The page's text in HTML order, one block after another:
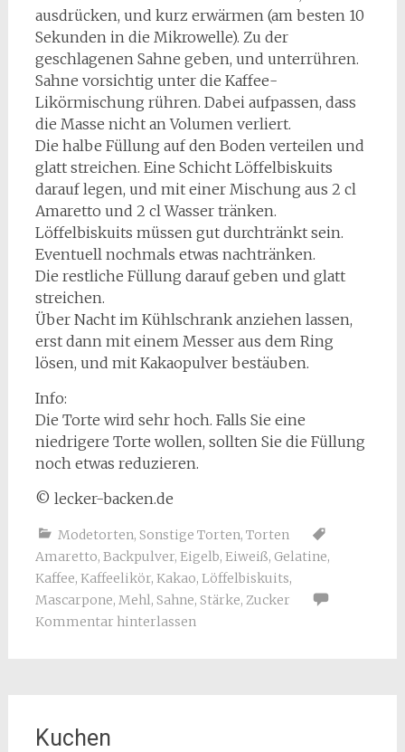
ausdrücken, und kurz erwärmen (am besten 10
Sekunden in die Mikrowelle). Zu der
geschlagenen Sahne geben, und unterrühren.
Sahne vorsichtig unter die Kaffee-
Likörmischung rühren. Dabei aufpassen, dass
die Masse nicht an Volumen verliert.
Die halbe Füllung auf den Boden verteilen und
glatt streichen. Eine Schicht Löffelbiskuits
darauf legen, und mit einer Mischung aus 2 cl
Amaretto und 2 cl Wasser tränken.
Löffelbiskuits müssen gut durchtränkt sein.
Eventuell nochmals etwas nachtränken.
Die restliche Füllung darauf geben und glatt
streichen.
Über Nacht im Kühlschrank anziehen lassen,
erst dann mit einem Messer aus dem Ring
lösen, und mit Kakaopulver bestäuben.
Info:
Die Torte wird sehr hoch. Falls Sie eine
niedrigere Torte wollen, sollten Sie die Füllung
noch etwas reduzieren.
© lecker-backen.de
Modetorten, Sonstige Torten, Torten
Amaretto, Backpulver, Eigelb, Eiweiß, Gelatine,
Kaffee, Kaffeelikör, Kakao, Löffelbiskuits,
Mascarpone, Mehl, Sahne, Stärke, Zucker
Kommentar hinterlassen
Kuchen